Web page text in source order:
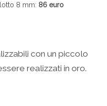
8 mm: 86 euro
con un piccolo
realizzati in oro.